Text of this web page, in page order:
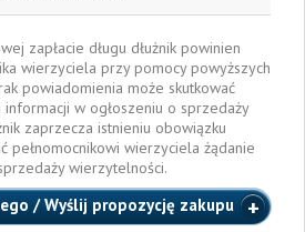
zapłacie długu dłużnik powinien
wierzyciela przy pomocy powyższych
powiadomienia może skutkować
informacji w ogłoszeniu o sprzedaży
zaprzecza istnieniu obowiązku
pełnomocnikowi wierzyciela żądanie
wierzytelności.
/ Wyślij propozycję zakupu